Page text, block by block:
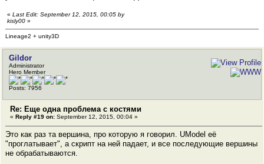
« Last Edit: September 12, 2015, 00:05 by
kisly00 »
Lineage2 + unity3D
Gildor
Administrator
Hero Member
Posts: 7956
Re: Еще одна проблема с костями
« Reply #19 on: September 12, 2015, 00:04 »
Это как раз та вершина, про которую я говорил. UModel её
"проглатывает", а скрипт на ней падает, и все последующие вершины
не обрабатываются.